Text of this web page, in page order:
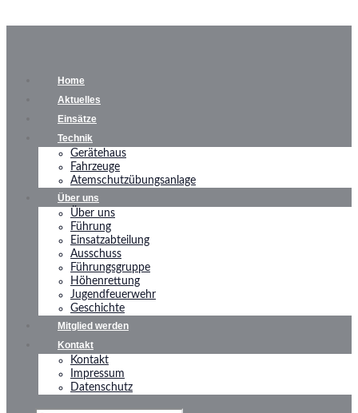
Home
Aktuelles
Einsätze
Technik
Gerätehaus
Fahrzeuge
Atemschutzübungsanlage
Über uns
Über uns
Führung
Einsatzabteilung
Ausschuss
Führungsgruppe
Höhenrettung
Jugendfeuerwehr
Geschichte
Mitglied werden
Kontakt
Kontakt
Impressum
Datenschutz